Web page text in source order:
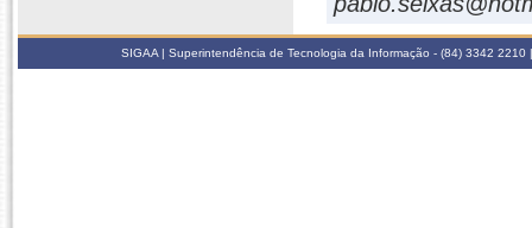
SIGAA | Superintendência de Tecnologia da Informação - (84) 3342